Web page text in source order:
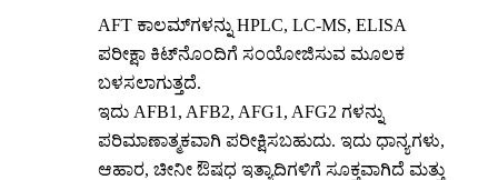
AFT ಕಾಲಮ್‌ಗಳನ್ನು HPLC, LC-MS, ELISA
ಪರೀಕ್ಷಾ ಕಿಟ್‌ನೊಂದಿಗೆ ಸಂಯೋಜಿಸುವ ಮೂಲಕ
ಬಳಸಲಾಗುತ್ತದೆ.
ಇದು AFB1, AFB2, AFG1, AFG2 ಗಳನ್ನು
ಪರಿಮಾಣಾತ್ಮಕವಾಗಿ ಪರೀಕ್ಷಿಸಬಹುದು. ಇದು ಧಾನ್ಯಗಳು,
ಆಹಾರ, ಚೀನೀ ಔಷಧ ಇತ್ಯಾದಿಗಳಿಗೆ ಸೂಕ್ತವಾಗಿದೆ ಮತ್ತು